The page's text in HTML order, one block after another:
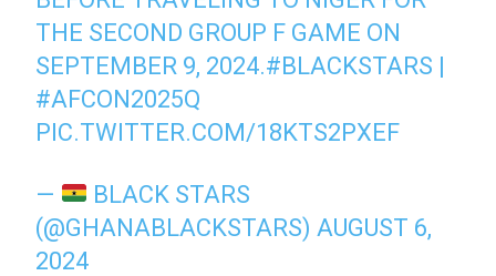
THE SECOND GROUP F GAME ON
SEPTEMBER 9, 2024.#BLACKSTARS |
#AFCON2025Q
PIC.TWITTER.COM/18KTS2PXEF
—
BLACK STARS
(@GHANABLACKSTARS)AUGUST 6,
2024